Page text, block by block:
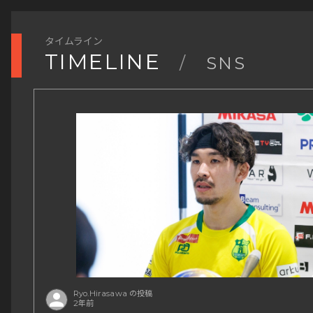
タイムライン
TIMELINE / SNS
Ryo.Hirasawa の投稿
2年前